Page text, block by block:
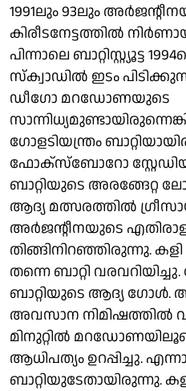
1991ലും 93ലും
കിരീടനേട്ടത്തില്‍
പിന്നാലെ ബാറ്റിസ്റ്റ്യൂട്ട
സ്ക്വാഡില്‍ ഇടം
ഡീഗോ മറഡോണയുടെ
ഗോളടിയന്ത്രം
ഫോക്സ്ബോറോ
ബാറ്റിയുടെ അരങ്ങേറ്റ
ആദ്യ മത്സരത്തില്‍
അര്‍ജന്റീനയുടെ
തിങ്ങിനിറഞ്ഞിരുന്നു. കളി
തന്നെ ബാറ്റി
ബാറ്റിയുടെ ആദ്യ ഗോള്‍.
അവസാന നിമിഷത്തില്‍
മിനുറ്റില്‍
ആധിപത്യം ഉറപ്പിച്ചു.
ബാറ്റിയുടേതായിരുന്നു.